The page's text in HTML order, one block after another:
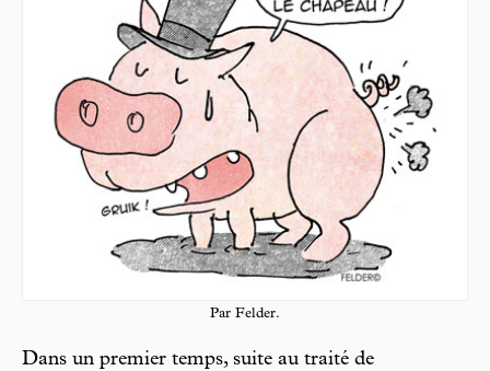
Par Felder.
Dans un premier temps, suite au traité de